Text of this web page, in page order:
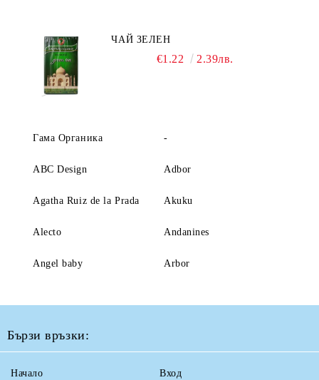
ЧАЙ ЗЕЛЕН
€1.22 2.39лв.
Гама Органика -
ABC Design Adbor
Agatha Ruiz de la Prada Akuku
Alecto Andanines
Angel baby Arbor
Бързи връзки:
Начало Вход